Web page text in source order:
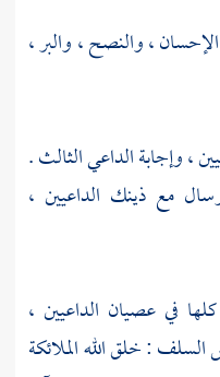
، والنصح ، والبر ،
، وإجابة الداعي الثالث .
مع ذينك الداعيين ،
في عصيان الداعيين ،
: خلق الله الملائكة